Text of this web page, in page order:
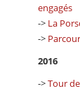
engagés
-> La
->
2016
->Tour